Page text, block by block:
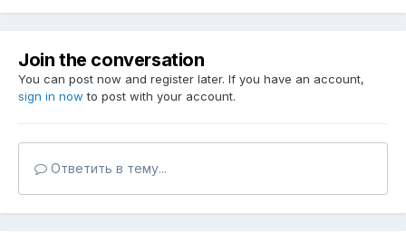
Join the conversation
You can post now and register later. If you have an account,
sign in now to post with your account.
Ответить в тему...